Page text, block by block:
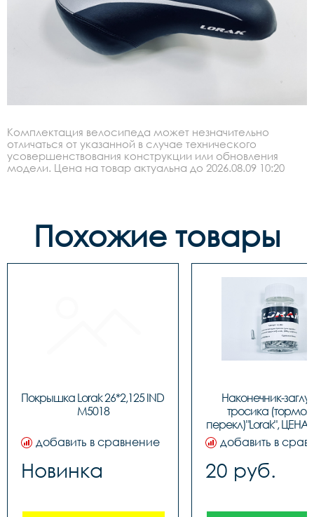
Комплектация велосипеда может незначительно
отличаться от указанной в случае технического
усовершенствования конструкции или обновления
модели. Цена на товар актуальна до 2026.08.09 10:20
Похожие товары
Покрышка Lorak 26*2,125 IND
M5018
добавить в сравнение
Новинка
Наконечник-
тросика
перекл)"Lorak", ЦЕНА
(100шт в
добавить в
20 руб.